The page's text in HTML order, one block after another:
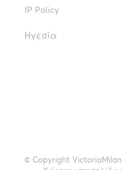
IP Policy
Ηγεσία
© Copyright VictoriaMilan